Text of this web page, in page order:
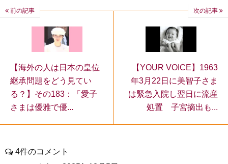
前の記事
【海外の人は日本の皇位
継承問題をどう見てい
る？】その183：「愛子
さまは優雅で優...
次の記事
【YOUR VOICE】1963
年3月22日に美智子さま
は緊急入院し翌日に流産
処置 子宮摘出も...
4件のコメント